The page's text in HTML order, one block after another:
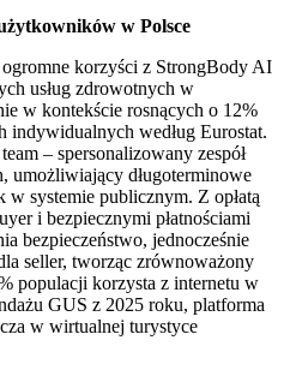
w Polsce
korzyści z StrongBody AI
usług zdrowotnych w
w kontekście rosnących o 12%
według Eurostat.
– spersonalizowany zespół
umożliwiający długoterminowe
systemie publicznym. Z opłatą
i bezpiecznymi płatnościami
bezpieczeństwo, jednocześnie
seller, tworząc zrównoważony
populacji korzysta z internetu w
GUS z 2025 roku, platforma
w wirtualnej turystyce